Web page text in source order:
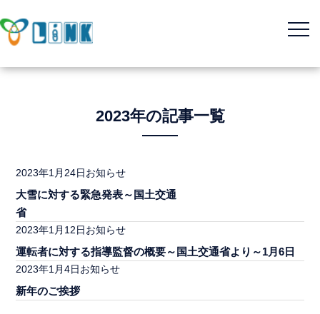
M&Aサービス
コンサルティングサービス
不動産サービス
2023年の記事一覧
2023年1月24日お知らせ
大雪に対する緊急発表～国土交通
省
2023年1月12日お知らせ
運転者に対する指導監督の概要～国土交通省より～1月6日
2023年1月4日お知らせ
新年のご挨拶